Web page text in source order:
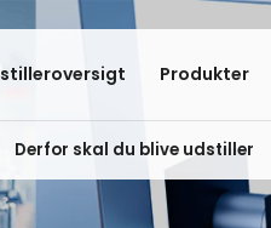
Produkter
Derfor skal du blive udstiller